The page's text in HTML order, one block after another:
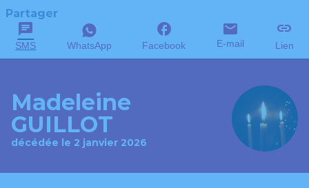
Partager
SMS WhatsApp Facebook E-mail Lien
Madeleine
GUILLOT
décédée le 2 janvier 2026